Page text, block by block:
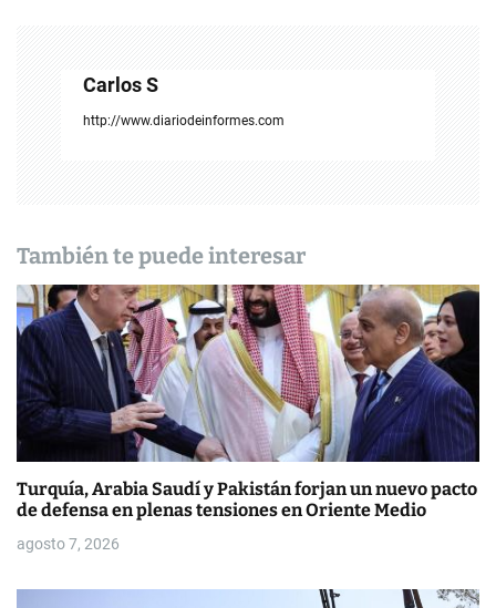
d
e
e
n
t
r
a
d
a
Carlos S
http://www.diariodeinformes.com
También te puede interesar
Turquía, Arabia Saudí y Pakistán forjan un nuevo pacto
de defensa en plenas tensiones en Oriente Medio
agosto 7, 2026